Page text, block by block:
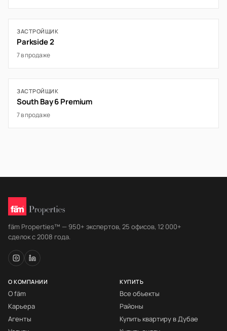
ЗАСТРОЙЩИК
Parkside 2
7 в продаже
ЗАСТРОЙЩИК
South Bay 6 Premium
7 в продаже
fäm Properties™ — 950+ экспертов, 25 офисов, 12 000+
сделок с 2008 года.
О КОМПАНИИ
О fäm
Карьера
Агенты
КУПИТЬ
Все объекты
Районы
Купить квартиру в Дубае